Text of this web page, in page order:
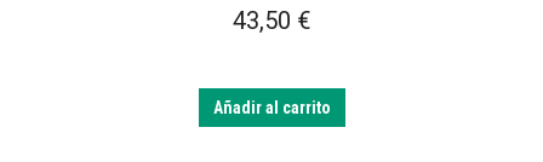
43,50 €
Añadir al carrito